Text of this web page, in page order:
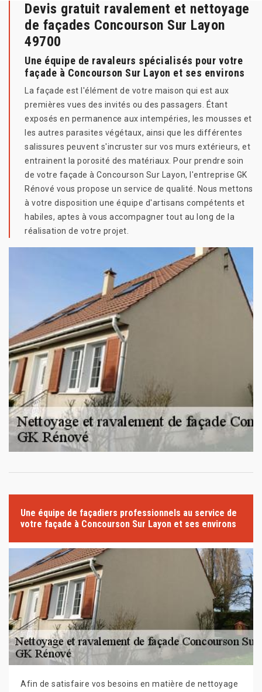
Devis gratuit ravalement et nettoyage
de façades Concourson Sur Layon
49700
Une équipe de ravaleurs spécialisés pour votre
façade à Concourson Sur Layon et ses environs
La façade est l'élément de votre maison qui est aux
premières vues des invités ou des passagers. Étant
exposés en permanence aux intempéries, les mousses et
les autres parasites végétaux, ainsi que les différentes
salissures peuvent s'incruster sur vos murs extérieurs, et
entrainent la porosité des matériaux. Pour prendre soin
de votre façade à Concourson Sur Layon, l'entreprise GK
Rénové vous propose un service de qualité. Nous mettons
à votre disposition une équipe d'artisans compétents et
habiles, aptes à vous accompagner tout au long de la
réalisation de votre projet.
Une équipe de façadiers professionnels au service de
votre façade à Concourson Sur Layon et ses environs
Afin de satisfaire vos besoins en matière de nettoyage